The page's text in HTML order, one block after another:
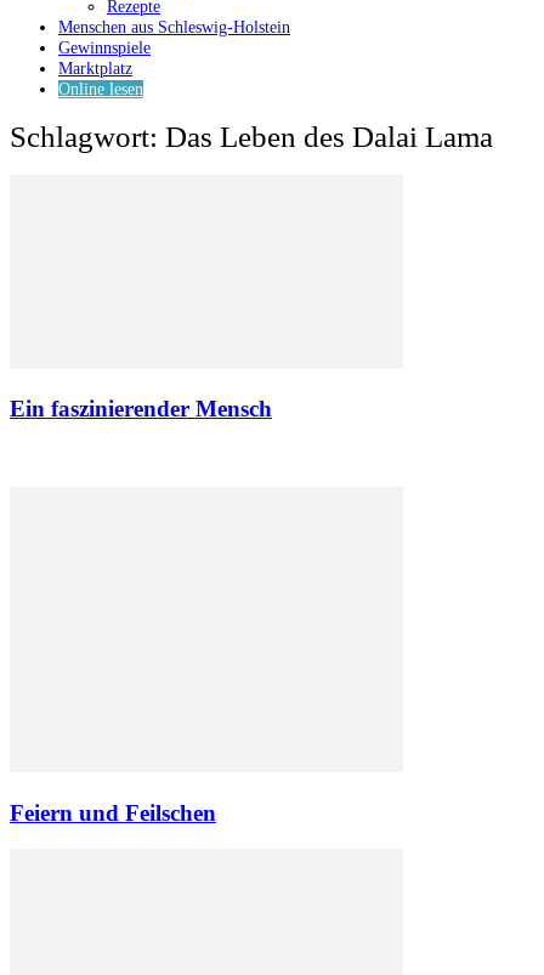
Rezepte
Menschen aus Schleswig-Holstein
Gewinnspiele
Marktplatz
Online lesen
Schlagwort: Das Leben des Dalai Lama
Ein faszinierender Mensch
Feiern und Feilschen